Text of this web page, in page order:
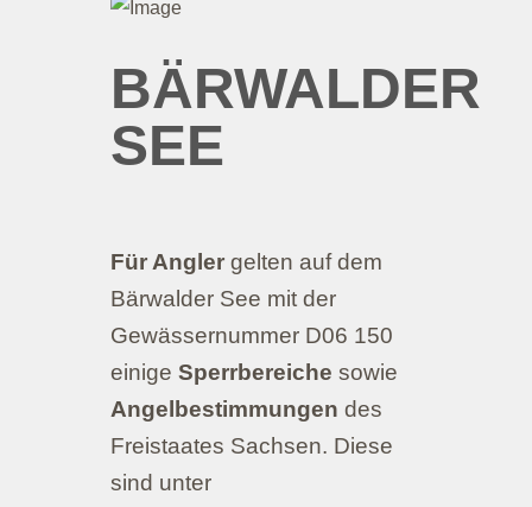
BÄRWALDER
SEE
Für Angler gelten auf dem
Bärwalder See mit der
Gewässernummer D06 150
einige Sperrbereiche sowie
Angelbestimmungen des
Freistaates Sachsen. Diese
sind unter